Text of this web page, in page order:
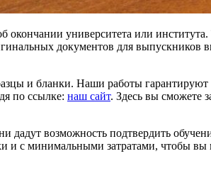
окончании университета или
документов для выпускников
и бланки. Наши работы гарантируют
по ссылке: наш сайт. Здесь вы сможете
возможность подтвердить
и с минимальными затратами, чтобы вы